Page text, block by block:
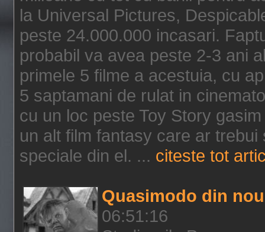
la Universal Pictures,
peste 24.000.000 incasari.
probabil va avea peste 2-3 ani
primele 5 filme a acestuia, cu
5 saptamani de rulat in
cu un loc peste Toy Story
un alt film fantasy care ar
speciale din el. ... citeste tot
Quasimodo din
06:51:16